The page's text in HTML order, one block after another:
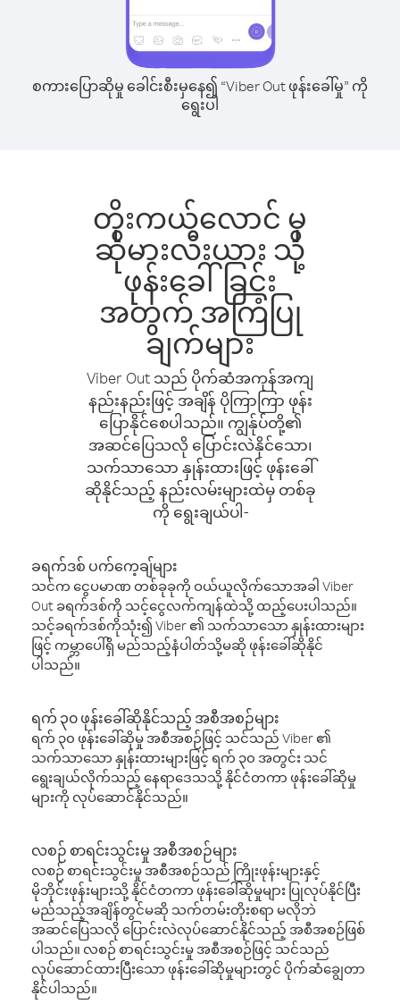
စကားပြောဆိုမှု ခေါင်းစီးမှနေ၍ “Viber Out ဖုန်းခေါ်မှု” ကို
ရွေးပါ
တိုးကယ်လောင် မှ
ဆိုမားလီးယား သို့
ဖုန်းခေါ်ခြင်း
အတွက် အကြံပြု
ချက်များ
Viber Out သည် ပိုက်ဆံအကုန်အကျ
နည်းနည်းဖြင့် အချိန် ပိုကြာကြာ ဖုန်း
ပြောနိုင်စေပါသည်။ ကျွန်ုပ်တို့၏
အဆင်ပြေသလို ပြောင်းလဲနိုင်သော၊
သက်သာသော နှုန်းထားဖြင့် ဖုန်းခေါ်
ဆိုနိုင်သည့် နည်းလမ်းများထဲမှ တစ်ခု
ကို ရွေးချယ်ပါ-
ခရက်ဒစ် ပက်ကေ့ချ်များ
သင်က ငွေပမာဏ တစ်ခုခုကို ဝယ်ယူလိုက်သောအခါ Viber
Out ခရက်ဒစ်ကို သင့်ငွေလက်ကျန်ထဲသို့ ထည့်ပေးပါသည်။
သင့်ခရက်ဒစ်ကိုသုံး၍ Viber ၏ သက်သာသော နှုန်းထားများ
ဖြင့် ကမ္ဘာပေါ်ရှိ မည်သည့်နံပါတ်သို့မဆို ဖုန်းခေါ်ဆိုနိုင်
ပါသည်။
ရက် ၃၀ ဖုန်းခေါ်ဆိုနိုင်သည့် အစီအစဉ်များ
ရက် ၃၀ ဖုန်းခေါ်ဆိုမှု အစီအစဉ်ဖြင့် သင်သည် Viber ၏
သက်သာသော နှုန်းထားများဖြင့် ရက် ၃၀ အတွင်း သင်
ရွေးချယ်လိုက်သည့် နေရာဒေသသို့ နိုင်ငံတကာ ဖုန်းခေါ်ဆိုမှု
များကို လုပ်ဆောင်နိုင်သည်။
လစဉ် စာရင်းသွင်းမှု အစီအစဉ်များ
လစဉ် စာရင်းသွင်းမှု အစီအစဉ်သည် ကြိုးဖုန်းများနှင့်
မိုဘိုင်းဖုန်းများသို့ နိုင်ငံတကာ ဖုန်းခေါ်ဆိုမှုများ ပြုလုပ်နိုင်ပြီး
မည်သည့်အချိန်တွင်မဆို သက်တမ်းတိုးစရာ မလိုဘဲ
အဆင်ပြေသလို ပြောင်းလဲလုပ်ဆောင်နိုင်သည့် အစီအစဉ်ဖြစ်
ပါသည်။ လစဉ် စာရင်းသွင်းမှု အစီအစဉ်ဖြင့် သင်သည်
လုပ်ဆောင်ထားပြီးသော ဖုန်းခေါ်ဆိုမှုများတွင် ပိုက်ဆံချွေတာ
နိုင်ပါသည်။